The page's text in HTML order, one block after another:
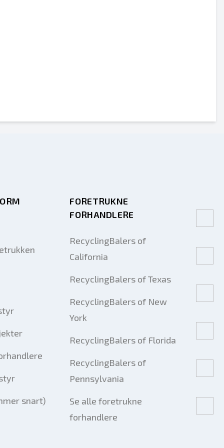
snart)
FORETRUKNE
FORHANDLERE
RecyclingBalers of
California
RecyclingBalers of Texas
RecyclingBalers of New
York
RecyclingBalers of Florida
RecyclingBalers of
Pennsylvania
Se alle foretrukne
forhandlere